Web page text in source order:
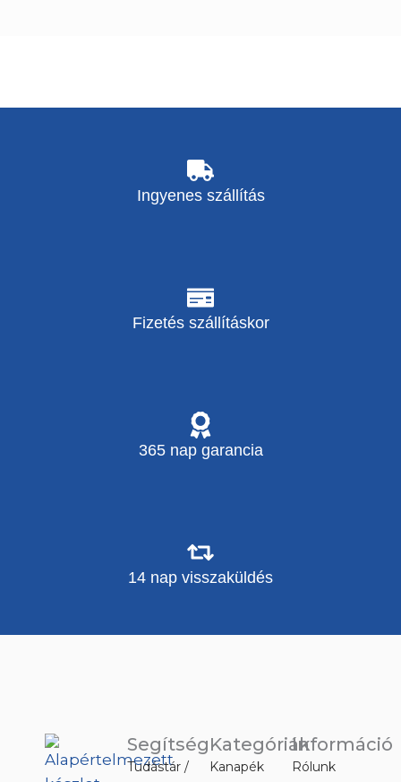
Ingyenes szállítás
Fizetés szállításkor
365 nap garancia
14 nap visszaküldés
Segítség
Tudástár /
Kategóriák
Kanapék
Információ
Rólunk